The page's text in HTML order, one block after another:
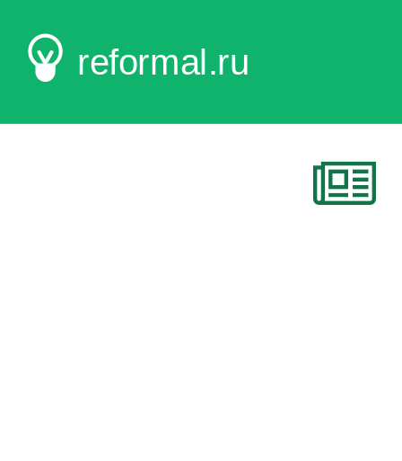
reformal.ru